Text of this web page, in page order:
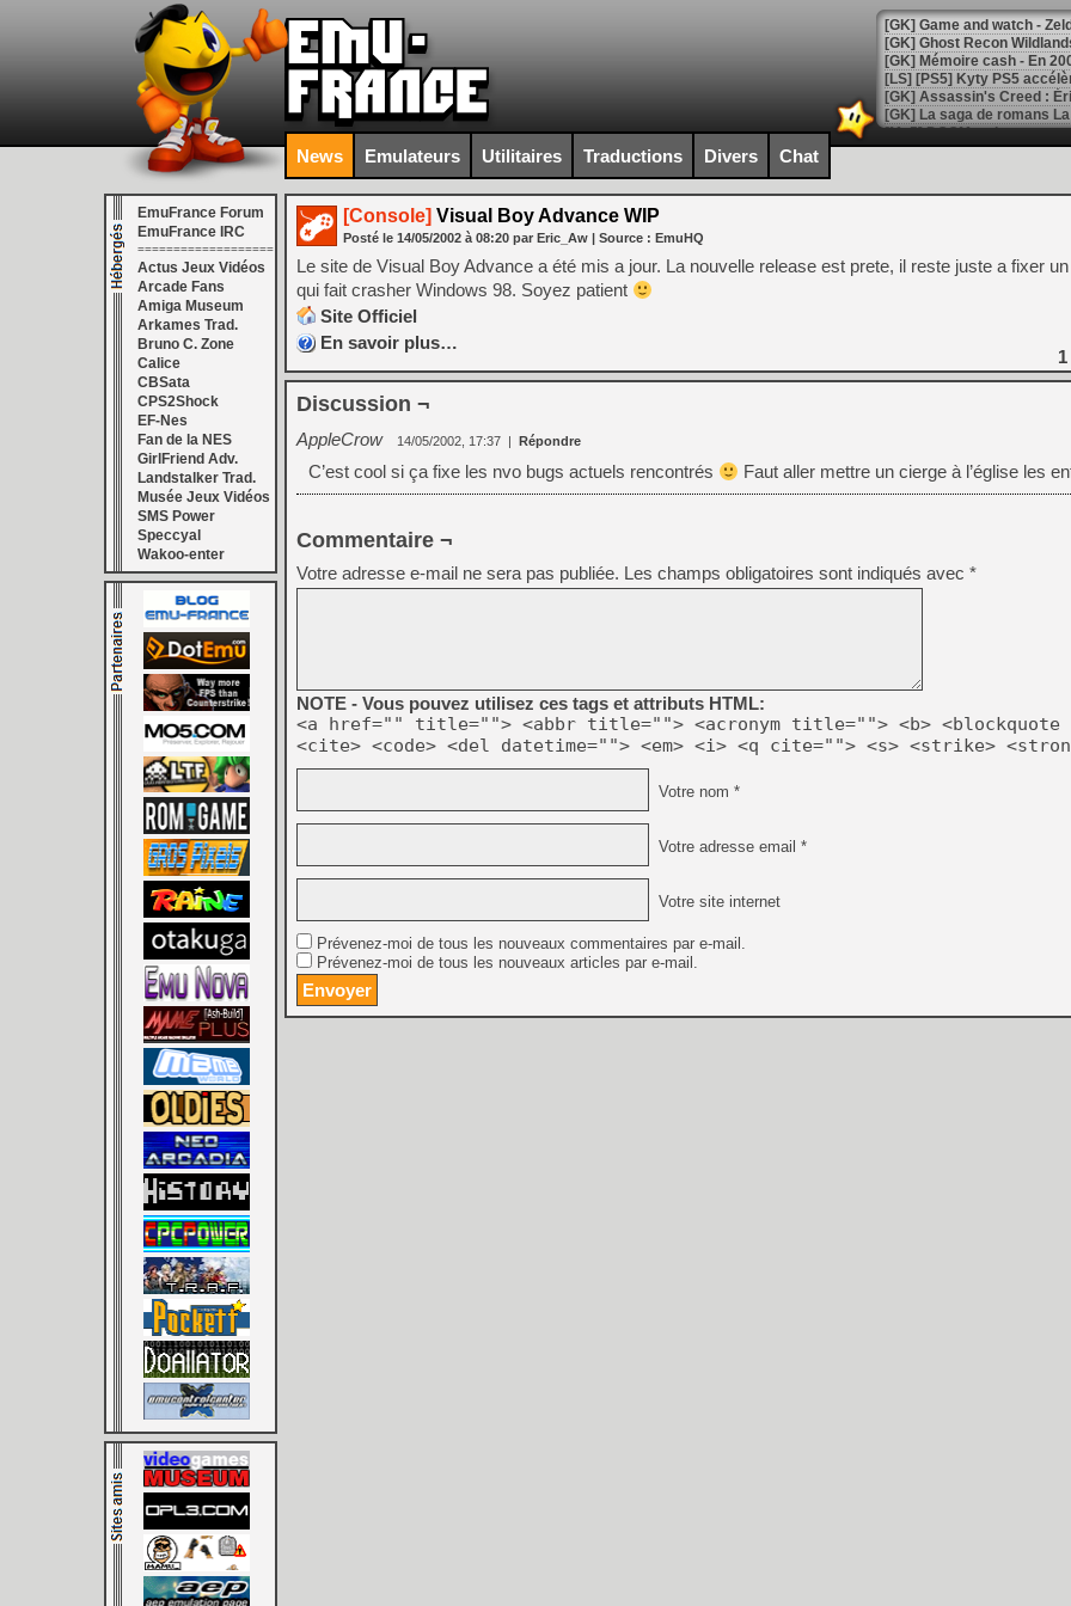
[Mo5] DOOM arrive en
[GK] Bethesda fête les 30
[GK] Roblox : l'action en
[GK] Agenda - GeForce
[GK] Devolver Digital en a
[LS] [PS5] ps5-y2jb-
[GK] Pourquoi Marvel
[GK] Test : Restory : Chill
[GK] GTA 6 : Rockstar
[GK] Hot Wheels Infinite
[GK] Mémoire cash -
[GK] Résultats Nintendo :
[GK] Déjà des
[Mo5] Brickboy cherche à
[GK] Minecraft et ses «
[GK] Beast of
[GK] Ubisoft : fin de partie
[GK] Mémoire cash -
[GK] Dan Houser (GTA)
[GK] Comment EA Sports
[GK] Crimson Moon : un
[GK] Isle of Reveries : le
[GK] Moonlighter 2 : The
[GK] Capcom relance
[Mo5] Deux inédits du
[GK] Le beat'em up The
[GK] Endless Legend 2 :
[LS] [PS5] Premiers
News Emulateurs Utilitaires Traductions Divers Chat
EmuFrance Forum
EmuFrance IRC
===================
Actus Jeux Vidéos
Arcade Fans
Amiga Museum
Arkames Trad.
Bruno C. Zone
Calice
CBSata
CPS2Shock
EF-Nes
Fan de la NES
GirlFriend Adv.
Landstalker Trad.
Musée Jeux Vidéos
SMS Power
Speccyal
Wakoo-enter
[Console] Visual Boy Advance WIP
Posté le 14/05/2002 à 08:20 par Eric_Aw | Source : EmuHQ
Le site de Visual Boy Advance a été mis a jour. La nouvelle release est prete, il reste juste a fixer
qui fait crasher Windows 98. Soyez patient
Site Officiel
En savoir plus…
1
Discussion ¬
AppleCrow 14/05/2002, 17:37 | Répondre
C’est cool si ça fixe les nvo bugs actuels rencontrés Faut aller mettre un cierge à l’église les
Commentaire ¬
Votre adresse e-mail ne sera pas publiée. Les champs obligatoires sont indiqués avec *
NOTE - Vous pouvez utilisez ces tags et attributs HTML:
<a href="" title=""> <abbr title=""> <acronym title=""> <b> <blockquote
<cite> <code> <del datetime=""> <em> <i> <q cite=""> <s> <strike>
Votre nom *
Votre adresse email *
Votre site internet
Prévenez-moi de tous les nouveaux commentaires par e-mail.
Prévenez-moi de tous les nouveaux articles par e-mail.